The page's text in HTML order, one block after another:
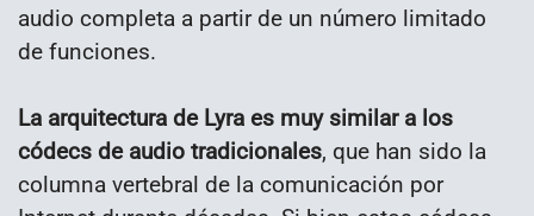
audio completa a partir de un número limitado
de funciones.
La arquitectura de Lyra es muy similar a los
códecs de audio tradicionales, que han sido la
columna vertebral de la comunicación por